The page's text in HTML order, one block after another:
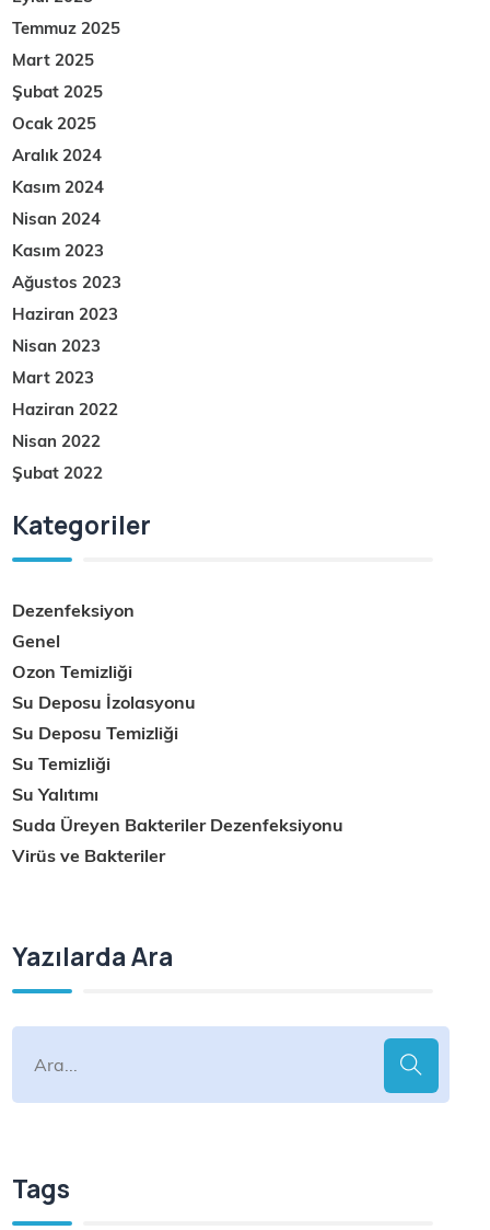
Temmuz 2025
Mart 2025
Şubat 2025
Ocak 2025
Aralık 2024
Kasım 2024
Nisan 2024
Kasım 2023
Ağustos 2023
Haziran 2023
Nisan 2023
Mart 2023
Haziran 2022
Nisan 2022
Şubat 2022
Kategoriler
Dezenfeksiyon
Genel
Ozon Temizliği
Su Deposu İzolasyonu
Su Deposu Temizliği
Su Temizliği
Su Yalıtımı
Suda Üreyen Bakteriler Dezenfeksiyonu
Virüs ve Bakteriler
Yazılarda Ara
Tags